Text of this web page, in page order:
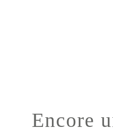
Encore